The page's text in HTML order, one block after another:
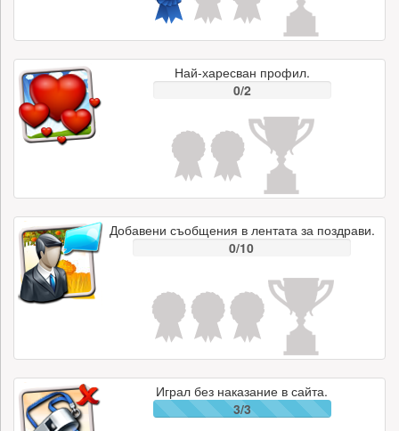
Най-харесван профил.
0/2
Добавени съобщения в лентата за поздрави.
0/10
Играл без наказание в сайта.
3/3